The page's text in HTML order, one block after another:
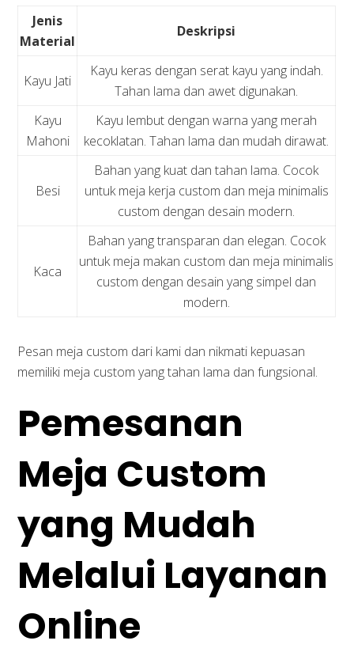
Jenis
Material
Deskripsi
Kayu Jati
Kayu keras dengan serat kayu yang indah.
Tahan lama dan awet digunakan.
Kayu
Mahoni
Kayu lembut dengan warna yang merah
kecoklatan. Tahan lama dan mudah dirawat.
Besi
Bahan yang kuat dan tahan lama. Cocok
untuk meja kerja custom dan meja minimalis
custom dengan desain modern.
Kaca
Bahan yang transparan dan elegan. Cocok
untuk meja makan custom dan meja minimalis
custom dengan desain yang simpel dan
modern.
Pesan meja custom dari kami dan nikmati kepuasan
memiliki meja custom yang tahan lama dan fungsional.
Pemesanan
Meja Custom
yang Mudah
Melalui Layanan
Online